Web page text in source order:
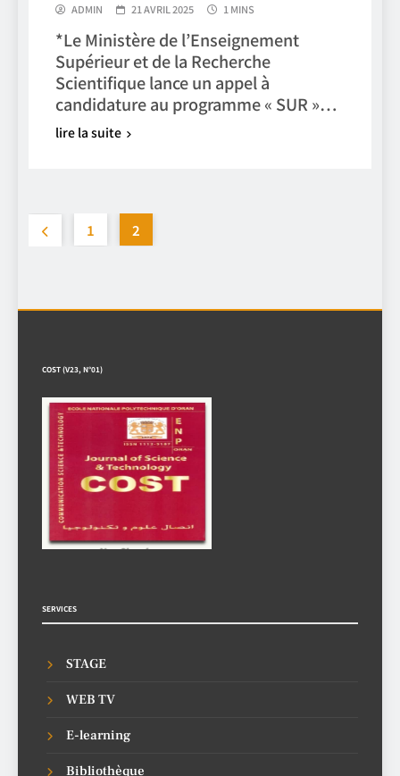
ADMIN 21 AVRIL 2025 1 MINS
*Le Ministère de l’Enseignement
Supérieur et de la Recherche
Scientifique lance un appel à
candidature au programme « SUR »…
lire la suite
1 2
COST (V23, N°01)
SERVICES
STAGE
WEB TV
E-learning
Bibliothèque